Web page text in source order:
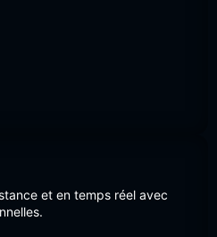
et en temps réel avec